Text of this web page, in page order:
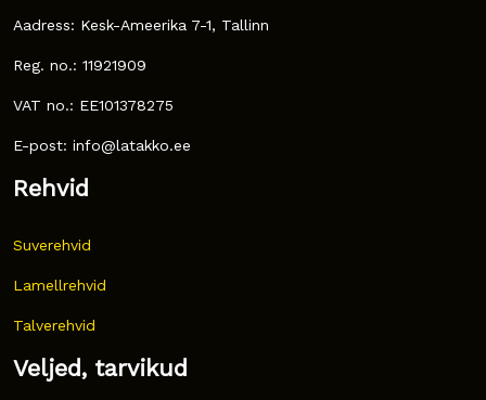
Aadress: Kesk-Ameerika 7-1, Tallinn
Reg. no.: 11921909
VAT no.: EE101378275
E-post: info@latakko.ee
Rehvid
Suverehvid
Lamellrehvid
Talverehvid
Veljed, tarvikud